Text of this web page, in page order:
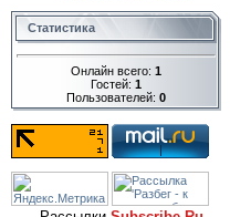
Статистика
Онлайн всего: 1
Гостей: 1
Пользователей: 0